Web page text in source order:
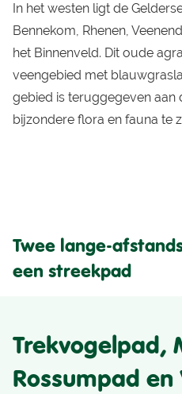
In het westen ligt de
Bennekom, Rhenen,
het Binnenveld. Dit oude
veengebied met
gebied is teruggegeven
bijzondere flora en fauna te
Twee lange-
een streekpad
Trekvogelpad,
Rossumpad en